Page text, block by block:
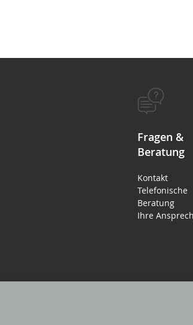
Fragen &
Beratung
Kontakt
Telefonische
Beratung
Ihre